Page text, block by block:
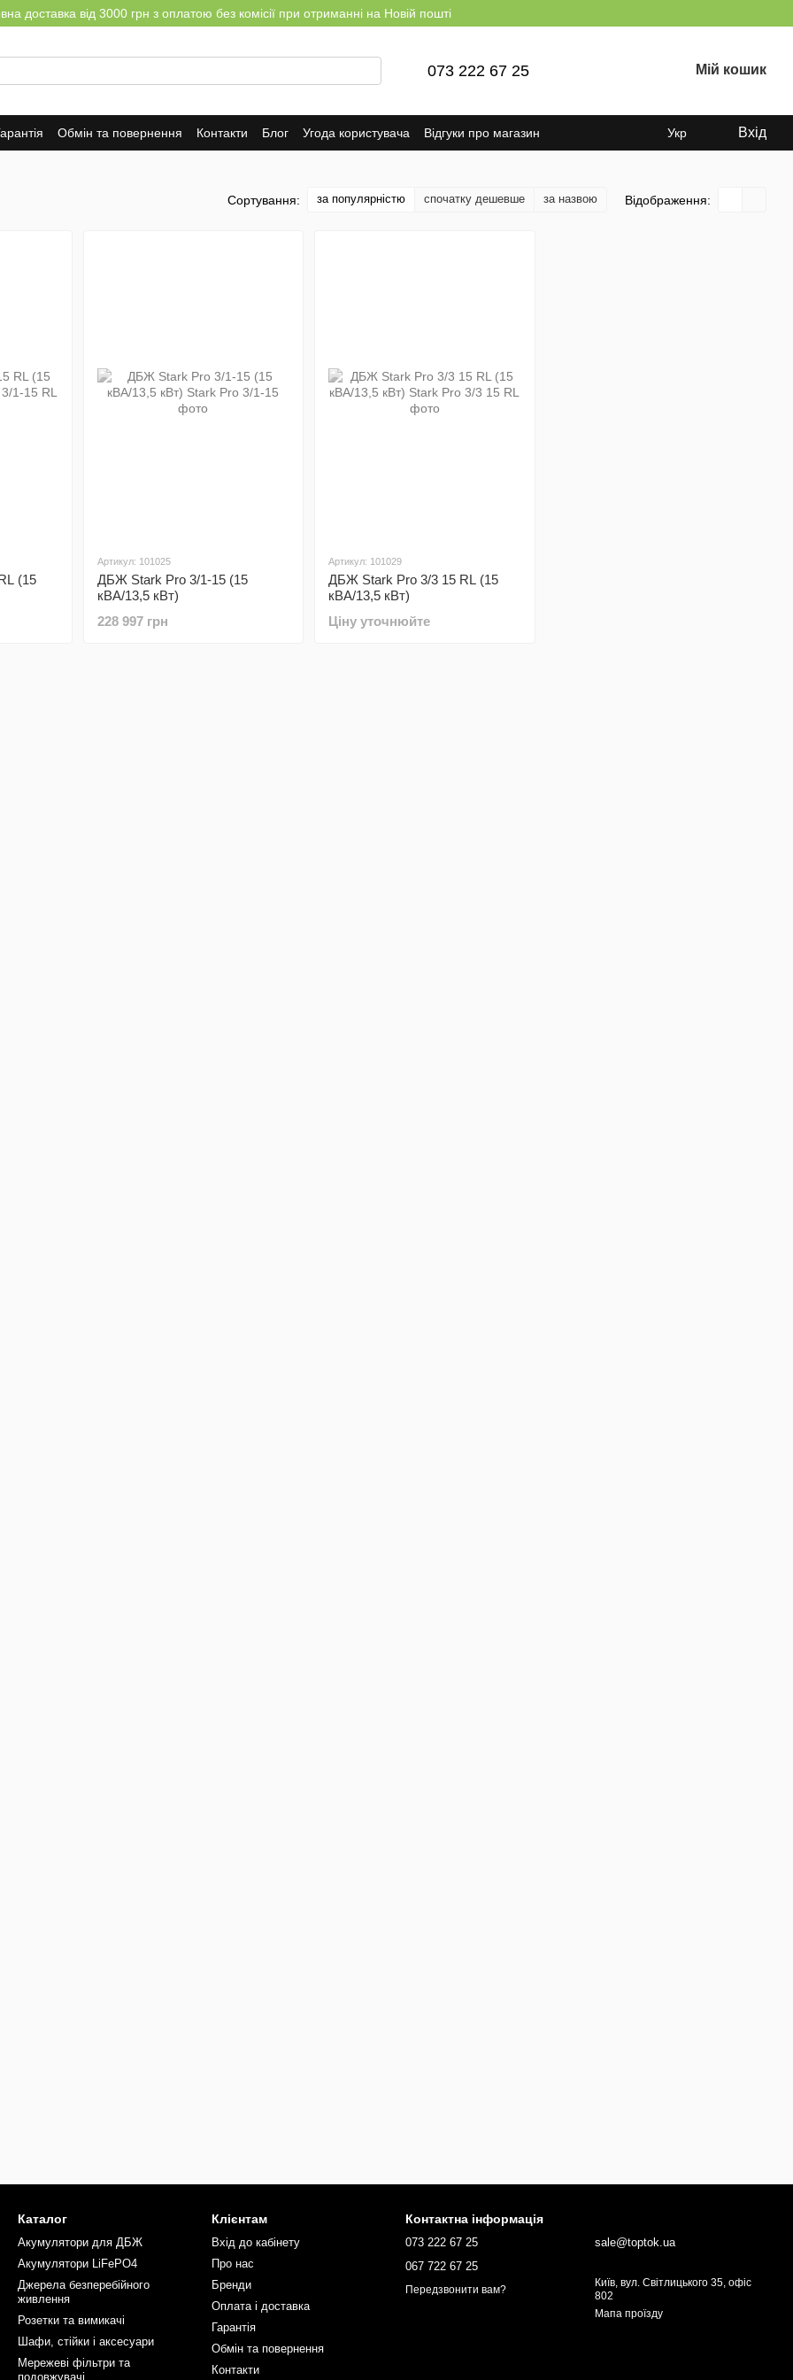
доставка від 3000 грн з оплатою без комісії при отриманні на Новій пошті
073 222 67 25 Мій кошик
Обмін та повернення Контакти Блог Угода користувача Відгуки про магазин Укр Вхід
Сортування: за популярністю спочатку дешевше за назвою Відображення:
(15
Артикул: 101025
ДБЖ Stark Pro 3/1-15 (15
кВА/13,5 кВт)
228 997 грн
Артикул: 101029
ДБЖ Stark Pro 3/3 15 RL (15
кВА/13,5 кВт)
Ціну уточнюйте
Каталог
Акумулятори для ДБЖ
Акумулятори LiFePO4
Джерела безперебійного
живлення
Розетки та вимикачі
Шафи, стійки і аксесуари
Мережеві фільтри та
подовжувачі
Клієнтам
Вхід до кабінету
Про нас
Бренди
Оплата і доставка
Гарантія
Обмін та повернення
Контакти
Контактна інформація
073 222 67 25
067 722 67 25
Передзвонити вам?
sale@toptok.ua
Київ, вул. Світлицького 35, офіс
802
Мапа проїзду